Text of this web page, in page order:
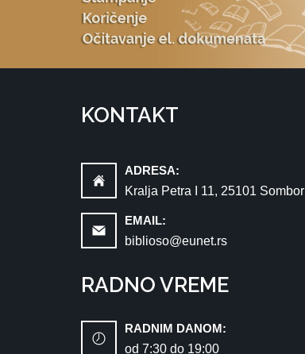
KONTAKT
ADRESA:
Kralja Petra I 11, 25101 Sombor
EMAIL:
biblioso@eunet.rs
RADNO VREME
RADNIM DANOM:
od 7:30 dо 19:00